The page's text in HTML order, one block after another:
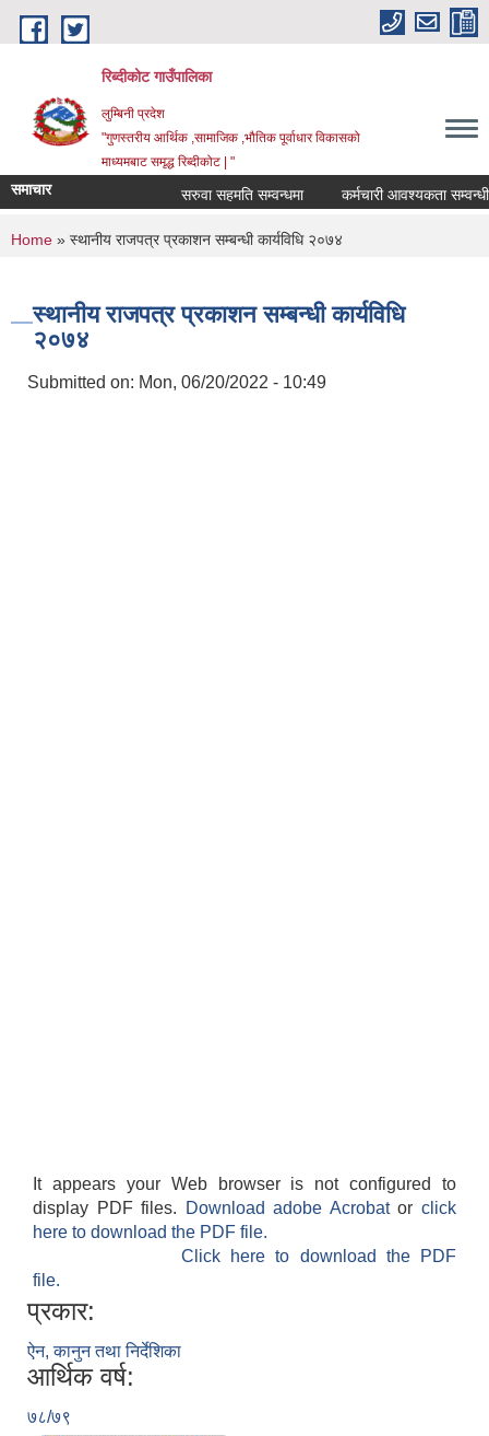
Skip to main content
रिब्दीकोट गाउँपालिका
लुम्बिनी प्रदेश
"गुणस्तरीय आर्थिक ,सामाजिक ,भौतिक पूर्वाधार विकासको
माध्यमबाट समृद्ध रिब्दीकोट | "
समाचार सरुवा सहमति सम्वन्धमा कर्मचारी आवश्यकता सम्वन्धी
You are here
Home » स्थानीय राजपत्र प्रकाशन सम्बन्धी कार्यविधि २०७४
स्थानीय राजपत्र प्रकाशन सम्बन्धी कार्यविधि
२०७४
Submitted on: Mon, 06/20/2022 - 10:49
It appears your Web browser is not configured to
display PDF files.
Download adobe Acrobatorclick
here to download the PDF file.
Click here to download the PDF
file.
प्रकार:
ऐन, कानुन तथा निर्देशिका
आर्थिक वर्ष:
७८/७९